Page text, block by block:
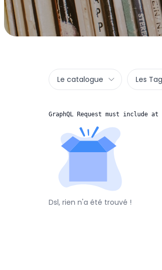
Le catalogue Les
GraphQL Request must include
Dsl, rien n'a été trouvé !